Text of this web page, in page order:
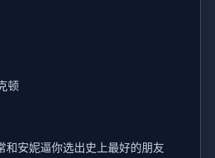
顿
和安妮逼你选出史上最好的朋友